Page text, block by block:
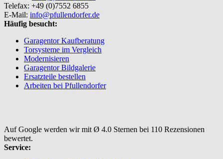
Telefax: +49 (0)7552 6855
E-Mail: info@pfullendorfer.de
Häufig besucht:
Garagentor Kaufberatung
Torsysteme im Vergleich
Modernisieren
Garagentor Bildgalerie
Ersatzteile bestellen
Arbeiten bei Pfullendorfer
Auf Google werden wir mit Ø 4.0 Sternen bei 110 Rezensionen
bewertet.
Service: